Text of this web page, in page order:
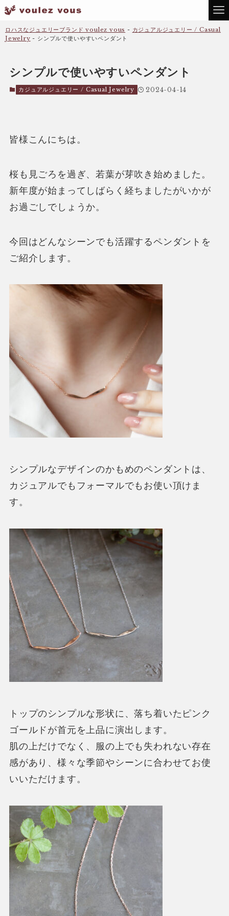
ロハスなジュエリーブランド voulez vous - カジュアルジュエリー / Casual
Jewelry - シンプルで使いやすいペンダント
シンプルで使いやすいペンダント
カジュアルジュエリー / Casual Jewelry 2024-04-14
皆様こんにちは。
桜も見ごろを過ぎ、若葉が芽吹き始めました。
新年度が始まってしばらく経ちましたがいかが
お過ごしでしょうか。
今回はどんなシーンでも活躍するペンダントを
ご紹介します。
シンプルなデザインのかもめのペンダントは、
カジュアルでもフォーマルでもお使い頂けま
す。
トップのシンプルな形状に、落ち着いたピンク
ゴールドが首元を上品に演出します。
肌の上だけでなく、服の上でも失われない存在
感があり、様々な季節やシーンに合わせてお使
いいただけます。